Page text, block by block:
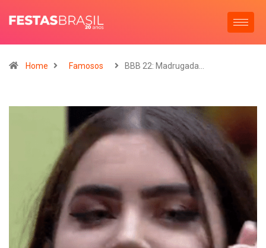
Home Famosos BBB 22: Madrugada…